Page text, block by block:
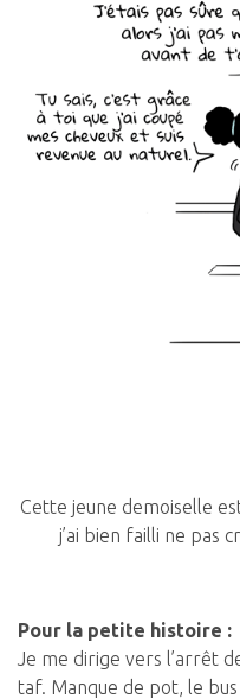
Cette jeune demoiselle
j’ai bien failli ne pas
Pour la petite histoire :
Je me dirige vers l’arrêt
taf. Manque de pot, le